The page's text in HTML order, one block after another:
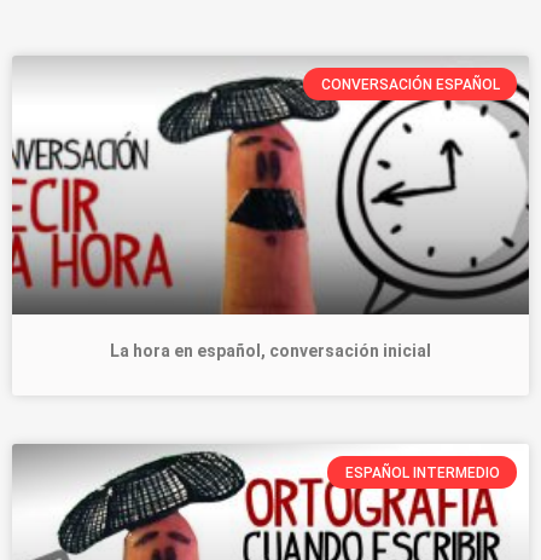
CONVERSACIÓN ESPAÑOL
La hora en español, conversación inicial
ESPAÑOL INTERMEDIO